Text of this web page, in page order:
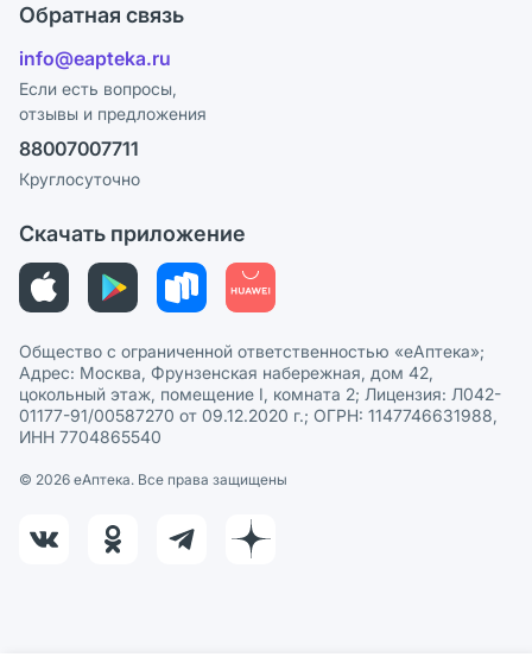
Ответы на вопросы
Блог
Поставщики
Лицензия
Реклама на сайте
Ваши товары на ЕАПТЕКЕ
Программа СберСпасибо
Политика конфиденциальности
Пользовательское соглашение
Политика рекомендаций
Этика и соответствие
Политика в отношении обработки персональных данных
Обратная связь
info@eapteka.ru
Если есть вопросы,
отзывы и предложения
88007007711
Круглосуточно
Скачать приложение
Общество с ограниченной ответственностью «еАптека»;
Адрес: Москва, Фрунзенская набережная, дом 42,
цокольный этаж, помещение I, комната 2; Лицензия: Л042-
01177-91/00587270 от 09.12.2020 г.; ОГРН: 1147746631988,
ИНН 7704865540
© 2026 eАптека. Все права защищены